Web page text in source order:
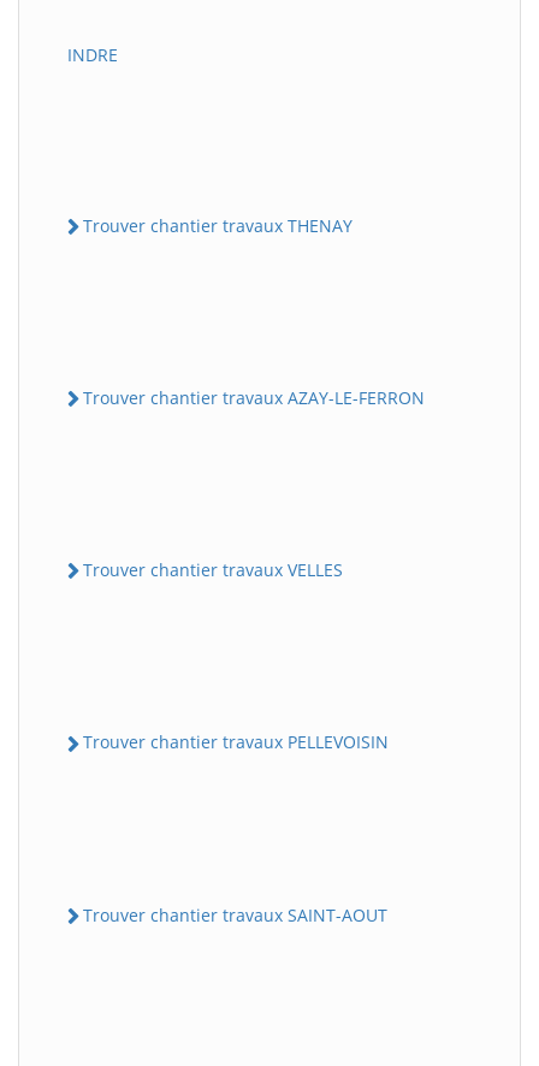
INDRE
Trouver chantier travaux THENAY
Trouver chantier travaux AZAY-LE-FERRON
Trouver chantier travaux VELLES
Trouver chantier travaux PELLEVOISIN
Trouver chantier travaux SAINT-AOUT